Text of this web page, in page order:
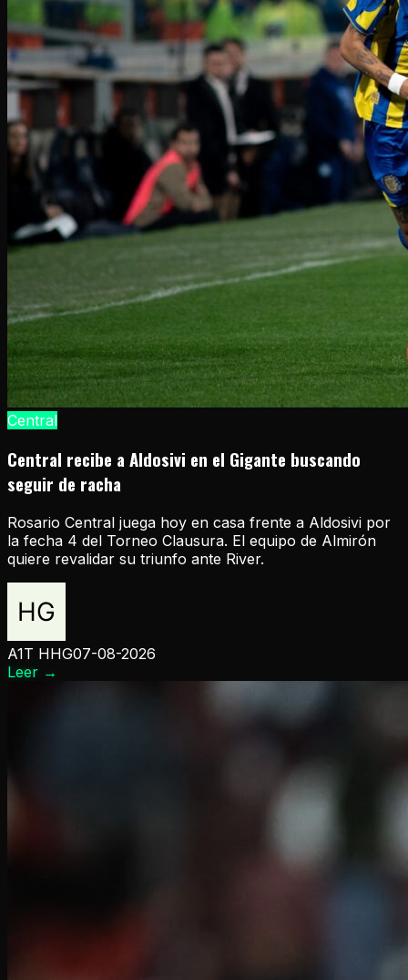
Central
Central recibe a Aldosivi en el Gigante buscando
seguir de racha
Rosario Central juega hoy en casa frente a Aldosivi por
la fecha 4 del Torneo Clausura. El equipo de Almirón
quiere revalidar su triunfo ante River.
A1T HHG07-08-2026
Leer →